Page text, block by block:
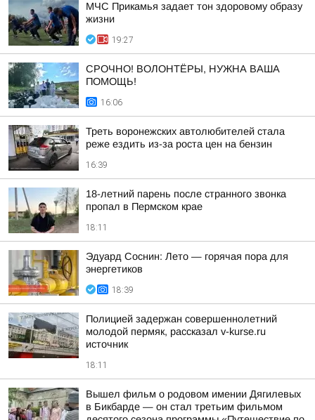
МЧС Прикамья задает тон здоровому образу
жизни
19:27
СРОЧНО! ВОЛОНТЁРЫ, НУЖНА ВАША
ПОМОЩЬ!
16:06
Треть воронежских автолюбителей стала
реже ездить из-за роста цен на бензин
16:39
18-летний парень после странного звонка
пропал в Пермском крае
18:11
Эдуард Соснин: Лето — горячая пора для
энергетиков
18:39
Полицией задержан совершеннолетний
молодой пермяк, рассказал v-kurse.ru
источник
18:11
Вышел фильм о родовом имении Дягилевых
в Бикбарде — он стал третьим фильмом